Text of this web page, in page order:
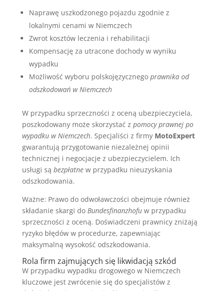
Naprawę uszkodzonego pojazdu zgodnie z
lokalnymi cenami w Niemczech
Zwrot kosztów leczenia i rehabilitacji
Kompensację za utracone dochody w wyniku
wypadku
Możliwość wyboru polskojęzycznego prawnika od
odszkodowań w Niemczech
W przypadku sprzeczności z oceną ubezpieczyciela,
poszkodowany może skorzystać z pomocy prawnej po
wypadku w Niemczech. Specjaliści z firmy MotoExpert
gwarantują przygotowanie niezależnej opinii
technicznej i negocjacje z ubezpieczycielem. Ich
usługi są bezpłatnew przypadku nieuzyskania
odszkodowania.
Ważne: Prawo do odwoławczości obejmuje również
składanie skargi do Bundesfinanzhofuw przypadku
sprzeczności z oceną. Doświadczeni prawnicy zniżają
ryzyko błędów w procedurze, zapewniając
maksymalną wysokość odszkodowania.
Rola firm zajmujących się likwidacją szkód
W przypadku wypadku drogowego w Niemczech
kluczowe jest zwrócenie się do specjalistów z